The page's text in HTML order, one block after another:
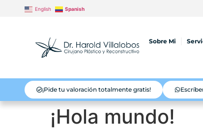
English Spanish
Sobre Mi
¡Pide tu valoración totalmente gratis!
¡Hola mundo!